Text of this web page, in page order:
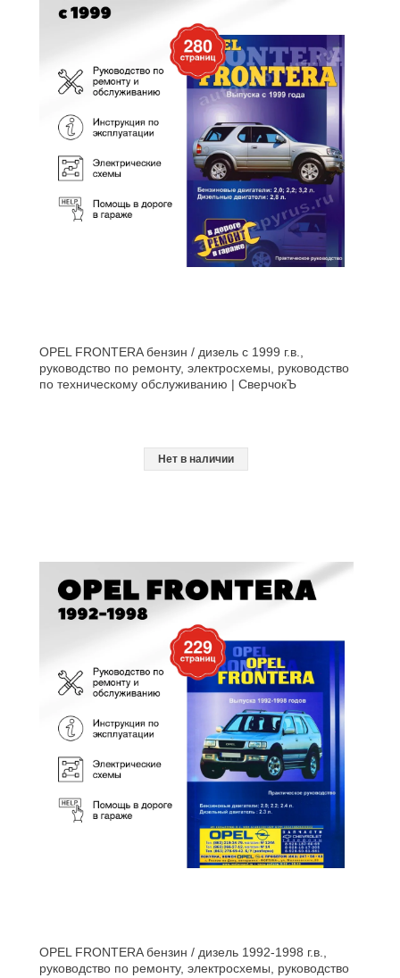
OPEL FRONTERA бензин / дизель с 1999 г.в.,
руководство по ремонту, электросхемы, руководство
по техническому обслуживанию | СверчокЪ
Нет в наличии
OPEL FRONTERA бензин / дизель 1992-1998 г.в.,
руководство по ремонту, электросхемы, руководство